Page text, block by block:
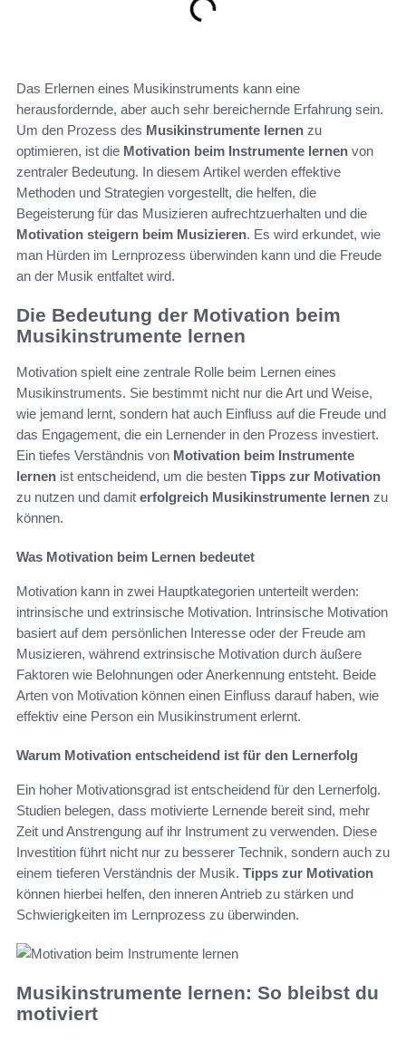
Das Erlernen eines Musikinstruments kann eine
herausfordernde, aber auch sehr bereichernde Erfahrung sein.
Um den Prozess des Musikinstrumente lernen zu
optimieren, ist die Motivation beim Instrumente lernen von
zentraler Bedeutung. In diesem Artikel werden effektive
Methoden und Strategien vorgestellt, die helfen, die
Begeisterung für das Musizieren aufrechtzuerhalten und die
Motivation steigern beim Musizieren. Es wird erkundet, wie
man Hürden im Lernprozess überwinden kann und die Freude
an der Musik entfaltet wird.
Die Bedeutung der Motivation beim
Musikinstrumente lernen
Motivation spielt eine zentrale Rolle beim Lernen eines
Musikinstruments. Sie bestimmt nicht nur die Art und Weise,
wie jemand lernt, sondern hat auch Einfluss auf die Freude und
das Engagement, die ein Lernender in den Prozess investiert.
Ein tiefes Verständnis von Motivation beim Instrumente
lernen ist entscheidend, um die besten Tipps zur Motivation
zu nutzen und damit erfolgreich Musikinstrumente lernen zu
können.
Was Motivation beim Lernen bedeutet
Motivation kann in zwei Hauptkategorien unterteilt werden:
intrinsische und extrinsische Motivation. Intrinsische Motivation
basiert auf dem persönlichen Interesse oder der Freude am
Musizieren, während extrinsische Motivation durch äußere
Faktoren wie Belohnungen oder Anerkennung entsteht. Beide
Arten von Motivation können einen Einfluss darauf haben, wie
effektiv eine Person ein Musikinstrument erlernt.
Warum Motivation entscheidend ist für den Lernerfolg
Ein hoher Motivationsgrad ist entscheidend für den Lernerfolg.
Studien belegen, dass motivierte Lernende bereit sind, mehr
Zeit und Anstrengung auf ihr Instrument zu verwenden. Diese
Investition führt nicht nur zu besserer Technik, sondern auch zu
einem tieferen Verständnis der Musik. Tipps zur Motivation
können hierbei helfen, den inneren Antrieb zu stärken und
Schwierigkeiten im Lernprozess zu überwinden.
Musikinstrumente lernen: So bleibst du
motiviert